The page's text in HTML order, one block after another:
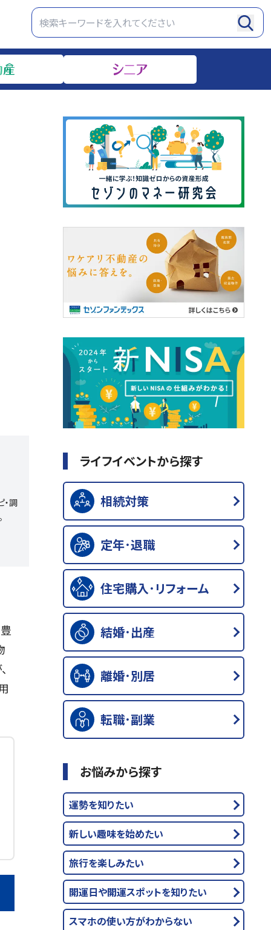
・調
ライフイベントから探す
相続対策
定年･退職
住宅購入･リフォーム
結婚･出産
離婚･別居
転職･副業
お悩みから探す
運勢を知りたい
新しい趣味を始めたい
旅行を楽しみたい
開運日や開運スポットを知りたい
スマホの使い方がわからない